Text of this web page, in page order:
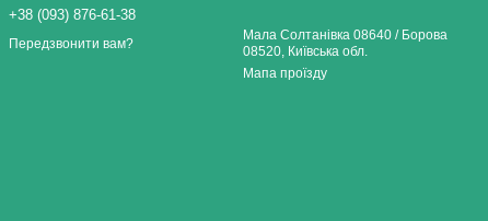
+38 (093) 876-61-38
Передзвонити вам?
Мала Солтанівка 08640 / Борова
08520, Київська обл.
Мапа проїзду